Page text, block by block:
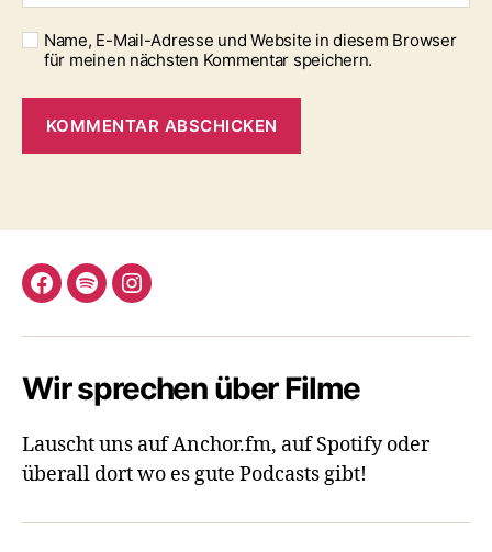
Name, E-Mail-Adresse und Website in diesem Browser
für meinen nächsten Kommentar speichern.
Facebook
SpotifyInstagram
Wir sprechen über Filme
Lauscht uns auf Anchor.fm, auf Spotify oder
überall dort wo es gute Podcasts gibt!